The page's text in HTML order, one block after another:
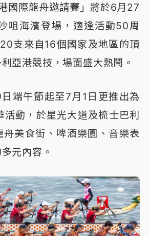
國際龍舟邀請賽」將於6月27
咀海濱登場，適逢活動50周
支來自16個國家及地區的頂
亞港競技，場面盛大熱鬧。
端午節起至7月1日更推出為
活動，於星光大道及梳士巴利
舟美食街、啤酒樂園、音樂表
元內容。